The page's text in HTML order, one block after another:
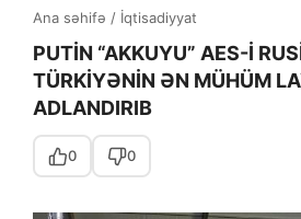
Ana səhifə / İqtisadiyyat
PUTİN “AKKUYU” AES-İ
TÜRKİYƏNİN ƏN MÜHÜM
ADLANDIRIB
0 0